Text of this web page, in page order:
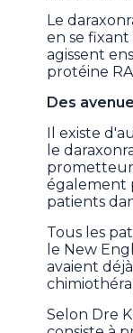
Le
en se
agissent
protéine
Des
Il existe
le
également
patients
Tous les
le New
avaient
Selon Dre